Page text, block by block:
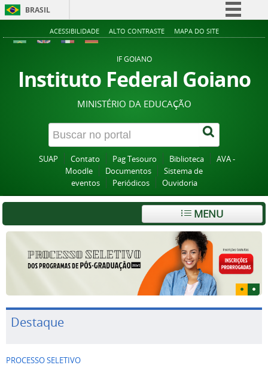
BRASIL
Simplifique!
Acesso à informação
Legislação
Canais
ACESSIBILIDADE ALTO CONTRASTE MAPA DO SITE
IF GOIANO
Instituto Federal Goiano
MINISTÉRIO DA EDUCAÇÃO
SUAP Contato Pag Tesouro Biblioteca
AVA -
Moodle
Documentos
Sistema de
eventos
Periódicos Ouvidoria
MENU
Destaque
PROCESSO SELETIVO